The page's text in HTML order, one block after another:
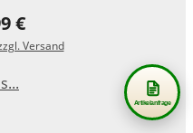
€
Versand
Artikelanfrage